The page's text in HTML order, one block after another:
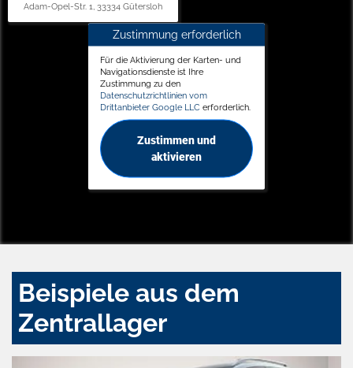
Adam-Opel-Str. 1, 33334 Gütersloh
Zustimmung erforderlich
Für die Aktivierung der Karten- und
Navigationsdienste ist Ihre
Zustimmung zu den
Datenschutzrichtlinien vom
Drittanbieter Google LLC erforderlich.
Zustimmen und
aktivieren
Beispiele aus dem
Zentrallager